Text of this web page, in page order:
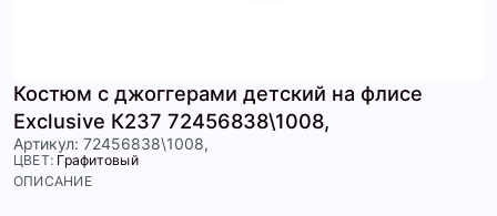
Костюм с джоггерами детский на флисе
Exclusive К237 72456838\1008,
Артикул: 72456838\1008,
ЦВЕТ: Графитовый
ОПИСАНИЕ